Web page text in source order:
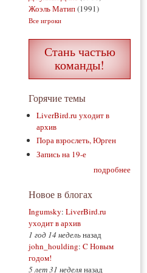
Жоэль Матип(1991)
Все игроки
Стань частью
команды!
Горячие темы
LiverBird.ru уходит в
архив
Пора взрослеть, Юрген
Запись на 19-е
подробнее
Новое в блогах
Ingumsky: LiverBird.ru
уходит в архив
1 год 14 недельназад
john_houlding: C Новым
годом!
5 лет 31 неделяназад